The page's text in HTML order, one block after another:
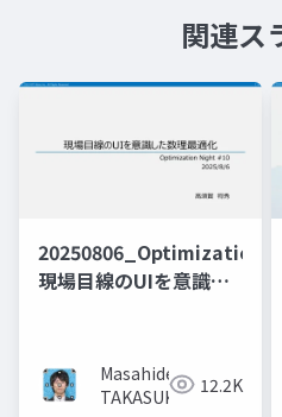
関連ス
現場目線のUIを意識し
Masahide
TAKASUKA
12.2K